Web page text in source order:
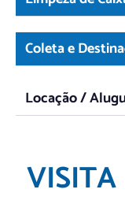
Coleta e
Locação /
VISITA